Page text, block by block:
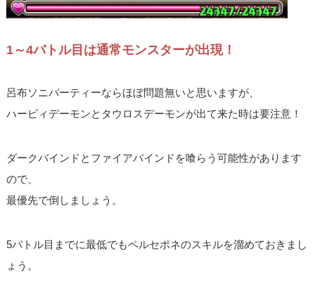
1～4バトル目は通常モンスターが出現！
呂布ソニパーティーならほぼ問題無いと思いますが、
ハーピィデーモンとタウロスデーモンが出て来た時は要注意！
ダークバインドとファイアバインドを喰らう可能性があります
ので、
最優先で倒しましょう。
5バトル目までに最低でもペルセポネのスキルを溜めておきまし
ょう。